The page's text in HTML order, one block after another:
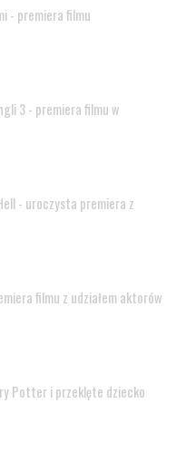
- premiera filmu
3 - premiera filmu w
- uroczysta premiera z
filmu z udziałem aktorów
Potter i przeklęte dziecko